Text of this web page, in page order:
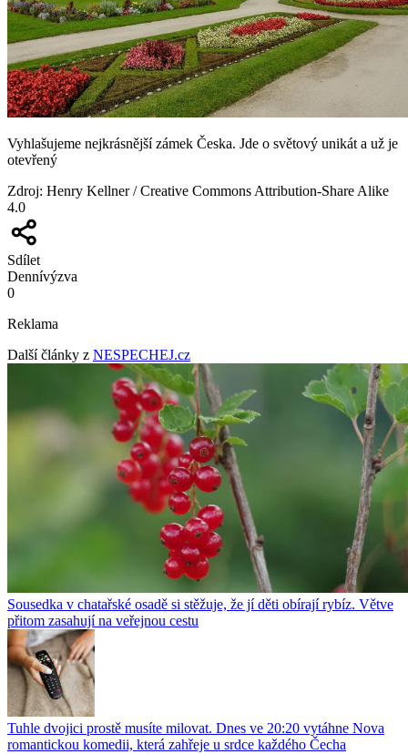
Vyhlašujeme nejkrásnější zámek Česka. Jde o světový unikát a už je
otevřený
Zdroj: Henry Kellner / Creative Commons Attribution-Share Alike
4.0
Sdílet
Dennívýzva
0
Reklama
Další články z NESPECHEJ.cz
Sousedka v chatařské osadě si stěžuje, že jí děti obírají rybíz. Větve
přitom zasahují na veřejnou cestu
Tuhle dvojici prostě musíte milovat. Dnes ve 20:20 vytáhne Nova
romantickou komedii, která zahřeje u srdce každého Čecha